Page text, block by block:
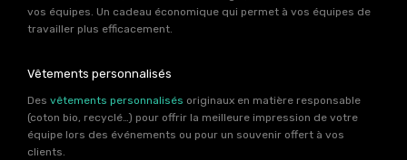
vos équipes. Un cadeau économique qui permet à vos équipes de
travailler plus efficacement.
Vêtements personnalisés
Des vêtements personnalisés originaux en matière responsable
(coton bio, recyclé…) pour offrir la meilleure impression de votre
équipe lors des événements ou pour un souvenir offert à vos
clients.